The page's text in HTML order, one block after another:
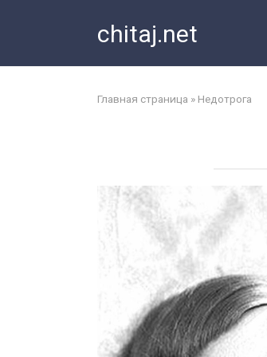
chitaj.net
Главная страница » Недотрога